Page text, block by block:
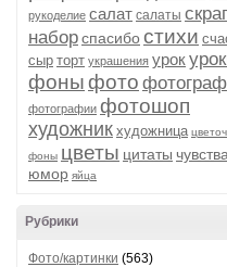
рукоделие салат салаты
наборспасибостихи
сыр торт украшения урок
фоныфото фотограф
фотографии фотошоп
художник художница
фоны цветы цитаты чувства
юмор яйца
Рубрики
Фото/картинки (563)